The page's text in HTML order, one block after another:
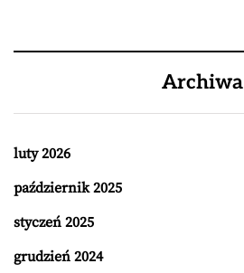
Archiwa
luty 2026
październik 2025
styczeń 2025
grudzień 2024